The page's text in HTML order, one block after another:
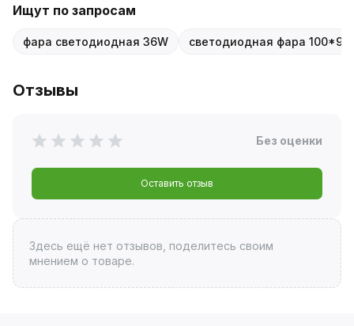
Ищут по запросам
фара светодиодная 36W светодиодная фара
Отзывы
Без оценки
Оставить отзыв
Здесь ещё нет отзывов, поделитесь своим
мнением о товаре.